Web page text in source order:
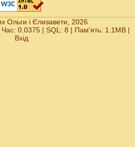
Ольги і Єлизавети, 2026
0.0375 | SQL: 8 | Пам'ять: 1.1MB|
Вхід